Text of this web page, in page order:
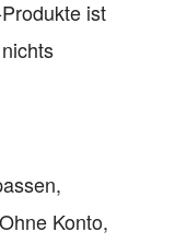
ist
Konto,